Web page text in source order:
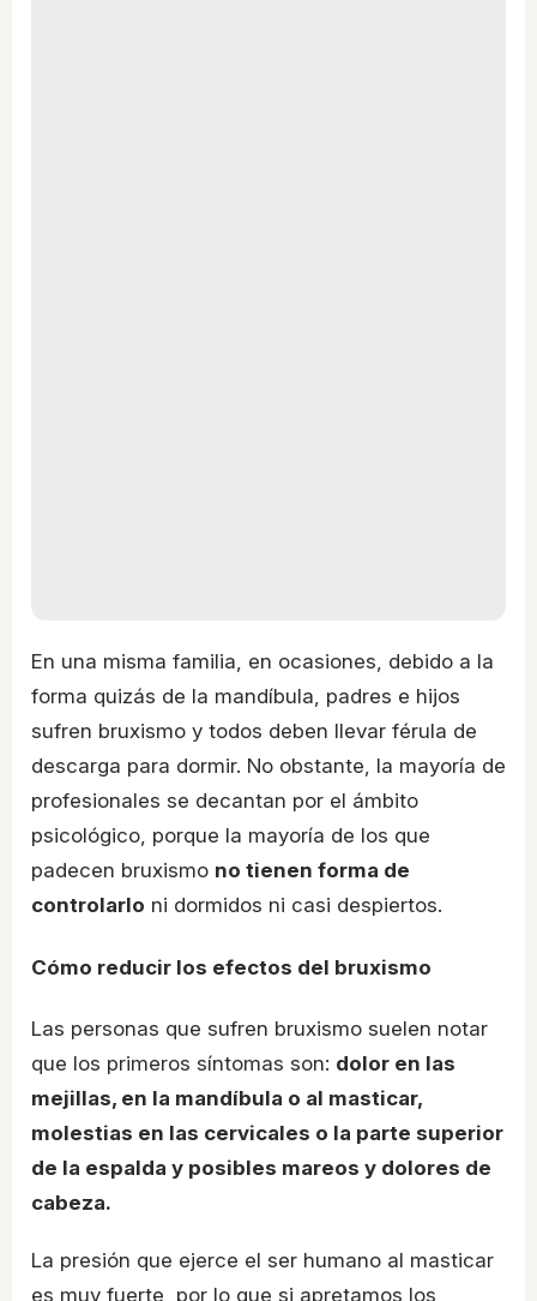
En una misma familia, en ocasiones, debido a la
forma quizás de la mandíbula, padres e hijos
sufren bruxismo y todos deben llevar férula de
descarga para dormir. No obstante, la mayoría de
profesionales se decantan por el ámbito
psicológico, porque la mayoría de los que
padecen bruxismo no tienen forma de
controlarlo ni dormidos ni casi despiertos.
Cómo reducir los efectos del bruxismo
Las personas que sufren bruxismo suelen notar
que los primeros síntomas son: dolor en las
mejillas, en la mandíbula o al masticar,
molestias en las cervicales o la parte superior
de la espalda y posibles mareos y dolores de
cabeza.
La presión que ejerce el ser humano al masticar
es muy fuerte, por lo que si apretamos los